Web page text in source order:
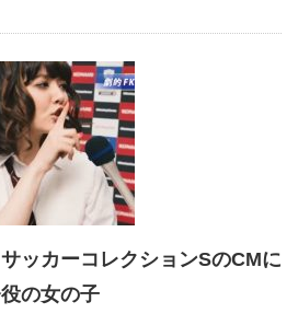
ッカーコレクションSのCMに
の女の子